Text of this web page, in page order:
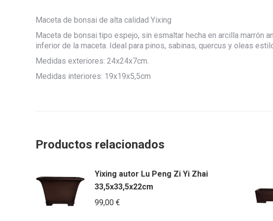
Maceta de bonsai de alta calidad Yixing
Maceta de bonsai tipo espejo, sin esmaltar hecha en arcilla marrón
inferior de la maceta. Ideal para pinos, sabinas, quercus y oleas
Medidas exteriores: 24x24x7cm.
Medidas interiores: 19x19x5,5cm
Productos relacionados
Yixing autor Lu Peng Zi Yi Zhai
33,5x33,5x22cm
99,00 €